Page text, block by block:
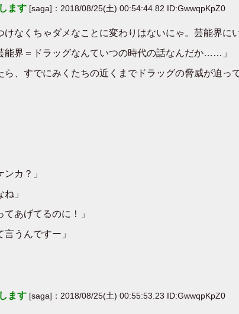
ます [saga]：2018/08/25(土) 00:54:44.82 ID:GwwqpKpZ0
なくちゃダメなことに変わりはないにゃ。芸能界に
界＝ドラッグなんていつの時代の話なんだか……」
、すでにみくたちの近くまでドラッグの脅威が迫っ
カ？」
」
あげてるのに！」
うんですー」
ます [saga]：2018/08/25(土) 00:55:53.23 ID:GwwqpKpZ0